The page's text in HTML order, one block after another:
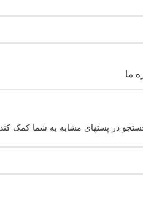
ما
در پستهای مشابه به شما کمک کند.